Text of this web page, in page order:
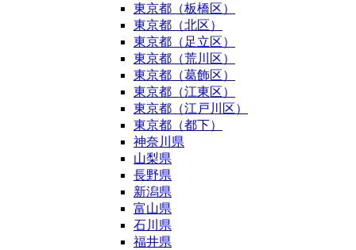
東京都（板橋区）
東京都（北区）
東京都（足立区）
東京都（荒川区）
東京都（葛飾区）
東京都（江東区）
東京都（江戸川区）
東京都（都下）
神奈川県
山梨県
長野県
新潟県
富山県
石川県
福井県